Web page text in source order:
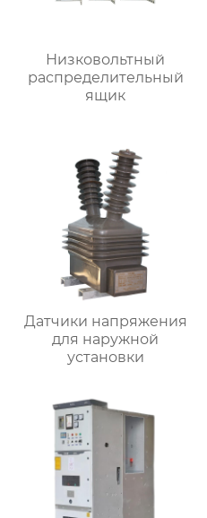
Низковольтный
распределительный
ящик
Датчики напряжения
для наружной
установки